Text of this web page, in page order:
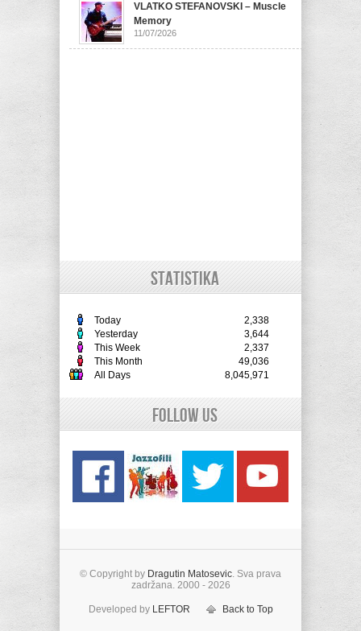
VLATKO STEFANOVSKI – Muscle
Memory
11/07/2026
STATISTIKA
Today
2,338
Yesterday
3,644
This Week
2,337
This Month
49,036
All Days
8,045,971
Follow Us
© Copyright by Dragutin Matosevic. Sva prava
zadržana. 2000 - 2026
Developed by LEFTOR Back to Top